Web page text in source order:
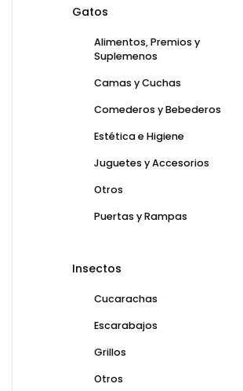
Gatos
Alimentos, Premios y
Suplemenos
Camas y Cuchas
Comederos y Bebederos
Estética e Higiene
Juguetes y Accesorios
Otros
Puertas y Rampas
Insectos
Cucarachas
Escarabajos
Grillos
Otros